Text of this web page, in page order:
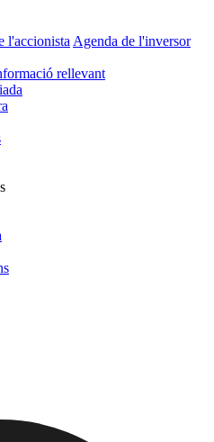
l'accionista Agenda de l'inversor
rellevant